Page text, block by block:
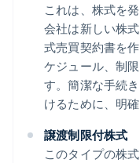
これは、株式を
会社は新しい株
式売買契約書を
ケジュール、制
す。簡潔な手続
けるために、明
譲渡制限付株式
このタイプの株